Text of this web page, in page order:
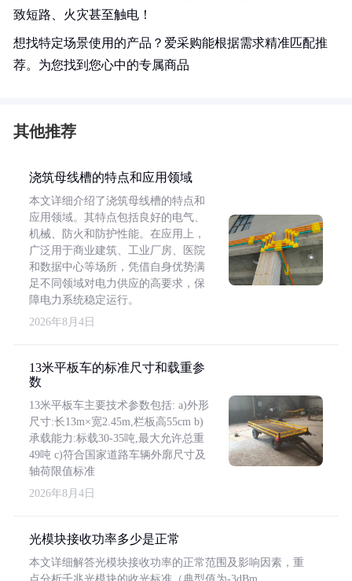
致短路、火灾甚至触电！
想找特定场景使用的产品？爱采购能根据需求精准匹配推
荐。为您找到您心中的专属商品
其他推荐
浇筑母线槽的特点和应用领域
本文详细介绍了浇筑母线槽的特点和
应用领域。其特点包括良好的电气、
机械、防火和防护性能。在应用上，
广泛用于商业建筑、工业厂房、医院
和数据中心等场所，凭借自身优势满
足不同领域对电力供应的高要求，保
障电力系统稳定运行。
2026年8月4日
13米平板车的标准尺寸和载重参
数
13米平板车主要技术参数包括: a)外形
尺寸:长13m×宽2.45m,栏板高55cm b)
承载能力:标载30-35吨,最大允许总重
49吨 c)符合国家道路车辆外廓尺寸及
轴荷限值标准
2026年8月4日
光模块接收功率多少是正常
本文详细解答光模块接收功率的正常范围及影响因素，重